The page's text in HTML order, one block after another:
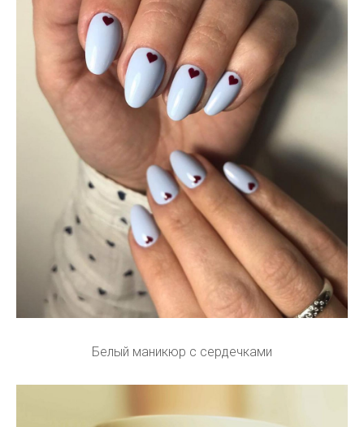
Белый маникюр с сердечками